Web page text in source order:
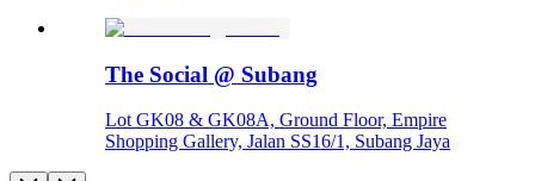
The Social @ Subang
Lot GK08 & GK08A, Ground Floor, Empire
Shopping Gallery, Jalan SS16/1, Subang Jaya